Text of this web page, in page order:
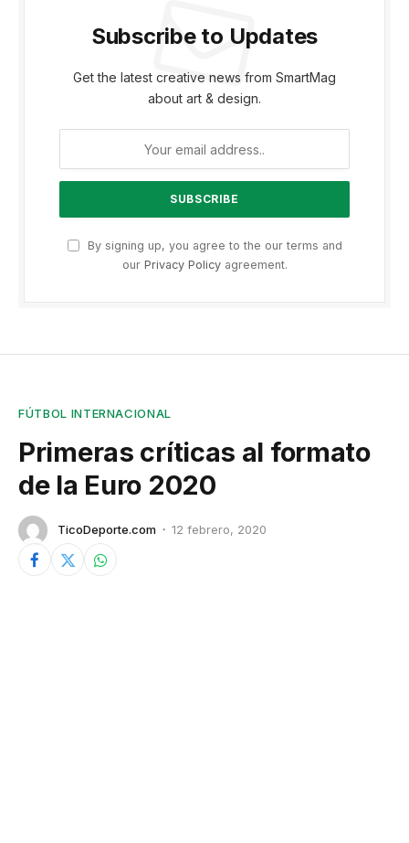
Subscribe to Updates
Get the latest creative news from SmartMag
about art & design.
By signing up, you agree to the our terms and
our Privacy Policyagreement.
FÚTBOL INTERNACIONAL
Primeras críticas al formato
de la Euro 2020
TicoDeporte.com 12 febrero, 2020